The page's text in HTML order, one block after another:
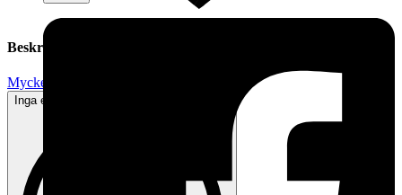
Beskrivning
Mycket gott skick
Inga eller minimala tecken på användning